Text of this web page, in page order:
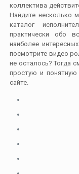
коллектива
Найдите несколько
каталог
практически обо
наиболее
посмотрите видео
не осталось? Тогда
простую и
сайте.